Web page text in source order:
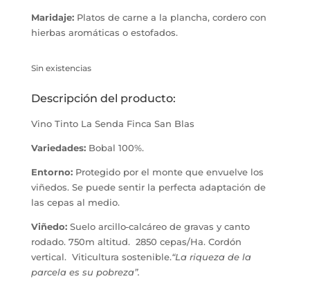
Maridaje: Platos de carne a la plancha, cordero con
hierbas aromáticas o estofados.
Sin existencias
Descripción del producto:
Vino Tinto La Senda Finca San Blas
Variedades: Bobal 100%.
Entorno: Protegido por el monte que envuelve los
viñedos. Se puede sentir la perfecta adaptación de
las cepas al medio.
Viñedo: Suelo arcillo calcáreo de gravas y canto
rodado. 750m altitud. 2850 cepas/Ha. Cordón
vertical. Viticultura sostenible.“La riqueza de la
parcela es su pobreza”.